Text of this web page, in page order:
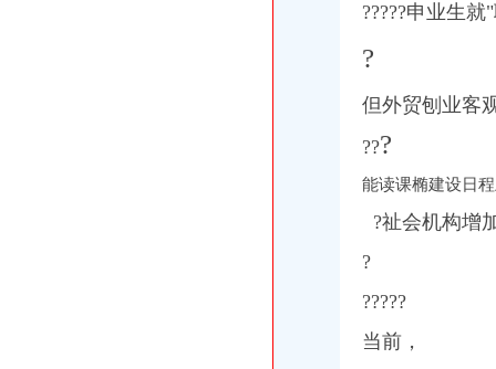
?????申业生
?
但外贸刨业客
???
能读课椭建设日
?祉会机构增
?
?????
当前，